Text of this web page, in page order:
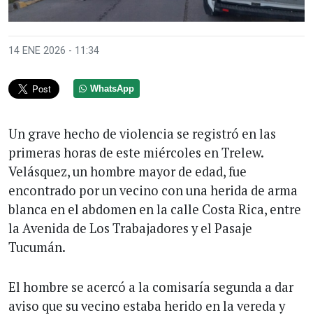
14 ENE 2026 - 11:34
WhatsApp
Un grave hecho de violencia se registró en las
primeras horas de este miércoles en Trelew.
Velásquez, un hombre mayor de edad, fue
encontrado por un vecino con una herida de arma
blanca en el abdomen en la calle Costa Rica, entre
la Avenida de Los Trabajadores y el Pasaje
Tucumán.
El hombre se acercó a la comisaría segunda a dar
aviso que su vecino estaba herido en la vereda y